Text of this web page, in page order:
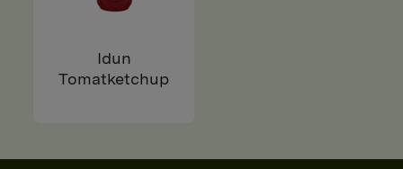
Idun
Tomatketchup